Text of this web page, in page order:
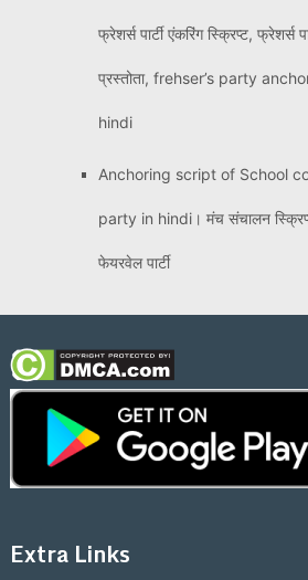
फ्रेशर्स पार्टी एंकरिंग स्क्रिप्ट, फ्रेशर्स
प्रस्तोता, frehser’s party
hindi
Anchoring script of School
party in hindi। मंच संचालन
फेयरवेल पार्टी
Extra Links